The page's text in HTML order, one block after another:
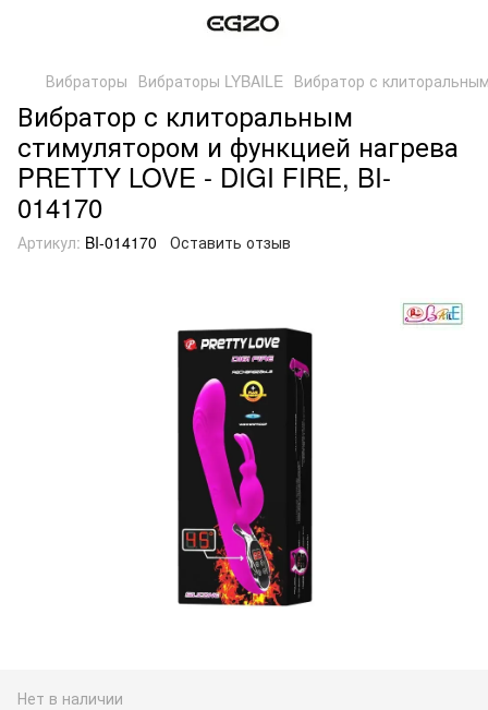
Вибраторы Вибраторы LYBAILE Вибратор с
Вибратор с клиторальным
стимулятором и функцией нагрева
PRETTY LOVE - DIGI FIRE, BI-
014170
Артикул: BI-014170 Оставить отзыв
Нет в наличии